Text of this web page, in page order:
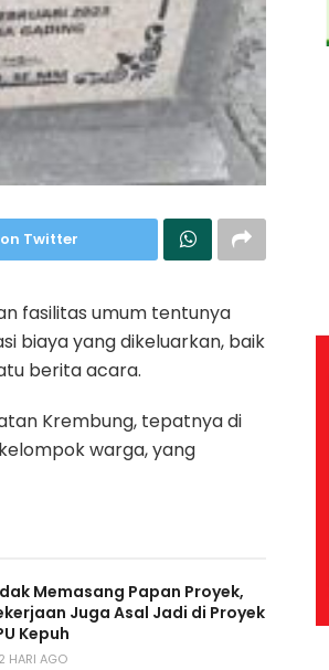
Twitter
fasilitas umum tentunya
biaya yang dikeluarkan, baik
berita acara.
Krembung, tepatnya di
warga, yang
Memasang Papan Proyek,
Juga Asal Jadi di Proyek
Kepuh
HARI AGO